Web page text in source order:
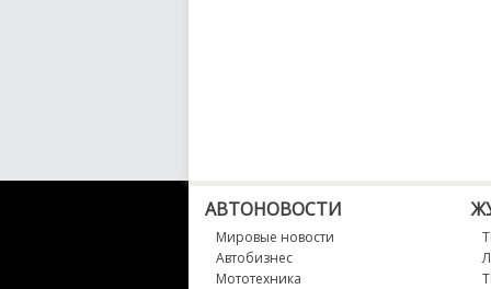
АВТОНОВОСТИ
Мировые новости
Автобизнес
Мототехника